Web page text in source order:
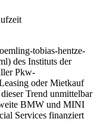
tobias-hentze-
des Instituts der
Pkw-
oder Mietkauf
Trend unmittelbar
BMW und MINI
Services finanziert